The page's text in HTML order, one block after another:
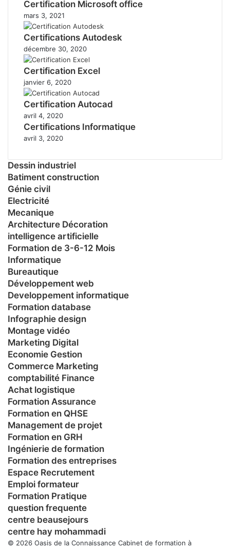
Certification Microsoft office
mars 3, 2021
Certifications Autodesk
décembre 30, 2020
Certification Excel
janvier 6, 2020
Certification Autocad
avril 4, 2020
Certifications Informatique
avril 3, 2020
Dessin industriel
Batiment construction
Génie civil
Electricité
Mecanique
Architecture Décoration
intelligence artificielle
Formation de 3-6-12 Mois
Informatique
Bureautique
Développement web
Developpement informatique
Formation database
Infographie design
Montage vidéo
Marketing Digital
Economie Gestion
Commerce Marketing
comptabilité Finance
Achat logistique
Formation Assurance
Formation en QHSE
Management de projet
Formation en GRH
Ingénierie de formation
Formation des entreprises
Espace Recrutement
Emploi formateur
Formation Pratique
question frequente
centre beausejours
centre hay mohammadi
© 2026 Oasis de la Connaissance Cabinet de formation à